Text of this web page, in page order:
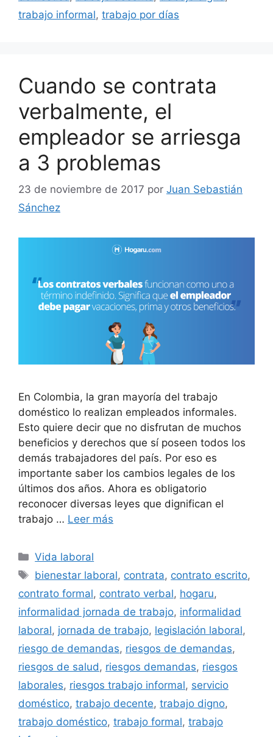
trabajo informal, trabajo por días
Cuando se contrata
verbalmente, el
empleador se arriesga
a 3 problemas
23 de noviembre de 2017 por Juan Sebastián
Sánchez
En Colombia, la gran mayoría del trabajo
doméstico lo realizan empleados informales.
Esto quiere decir que no disfrutan de muchos
beneficios y derechos que sí poseen todos los
demás trabajadores del país. Por eso es
importante saber los cambios legales de los
últimos dos años. Ahora es obligatorio
reconocer diversas leyes que dignifican el
trabajo … Leer más
Categorías
Vida laboral
Etiquetas
bienestar laboral, contrata, contrato escrito,
contrato formal, contrato verbal, hogaru,
informalidad jornada de trabajo, informalidad
laboral, jornada de trabajo, legislación laboral,
riesgo de demandas, riesgos de demandas,
riesgos de salud , riesgos demandas, riesgos
laborales, riesgos trabajo informal, servicio
doméstico, trabajo decente, trabajo digno,
trabajo doméstico, trabajo formal, trabajo